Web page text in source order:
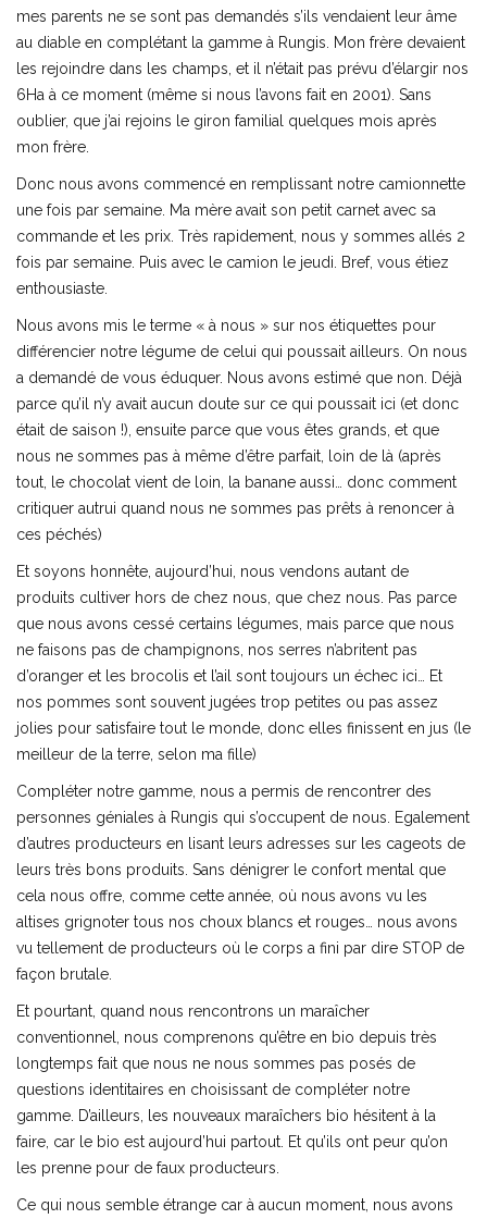
mes parents ne se sont pas demandés s’ils vendaient leur âme
au diable en complétant la gamme à Rungis. Mon frère devaient
les rejoindre dans les champs, et il n’était pas prévu d’élargir nos
6Ha à ce moment (même si nous l’avons fait en 2001). Sans
oublier, que j’ai rejoins le giron familial quelques mois après
mon frère.
Donc nous avons commencé en remplissant notre camionnette
une fois par semaine. Ma mère avait son petit carnet avec sa
commande et les prix. Très rapidement, nous y sommes allés 2
fois par semaine. Puis avec le camion le jeudi. Bref, vous étiez
enthousiaste.
Nous avons mis le terme « à nous » sur nos étiquettes pour
différencier notre légume de celui qui poussait ailleurs. On nous
a demandé de vous éduquer. Nous avons estimé que non. Déjà
parce qu’il n’y avait aucun doute sur ce qui poussait ici (et donc
était de saison !), ensuite parce que vous êtes grands, et que
nous ne sommes pas à même d’être parfait, loin de là (après
tout, le chocolat vient de loin, la banane aussi… donc comment
critiquer autrui quand nous ne sommes pas prêts à renoncer à
ces péchés)
Et soyons honnête, aujourd’hui, nous vendons autant de
produits cultiver hors de chez nous, que chez nous. Pas parce
que nous avons cessé certains légumes, mais parce que nous
ne faisons pas de champignons, nos serres n’abritent pas
d’oranger et les brocolis et l’ail sont toujours un échec ici… Et
nos pommes sont souvent jugées trop petites ou pas assez
jolies pour satisfaire tout le monde, donc elles finissent en jus (le
meilleur de la terre, selon ma fille)
Compléter notre gamme, nous a permis de rencontrer des
personnes géniales à Rungis qui s’occupent de nous. Egalement
d’autres producteurs en lisant leurs adresses sur les cageots de
leurs très bons produits. Sans dénigrer le confort mental que
cela nous offre, comme cette année, où nous avons vu les
altises grignoter tous nos choux blancs et rouges… nous avons
vu tellement de producteurs où le corps a fini par dire STOP de
façon brutale.
Et pourtant, quand nous rencontrons un maraîcher
conventionnel, nous comprenons qu’être en bio depuis très
longtemps fait que nous ne nous sommes pas posés de
questions identitaires en choisissant de compléter notre
gamme. D’ailleurs, les nouveaux maraîchers bio hésitent à la
faire, car le bio est aujourd’hui partout. Et qu’ils ont peur qu’on
les prenne pour de faux producteurs.
Ce qui nous semble étrange car à aucun moment, nous avons